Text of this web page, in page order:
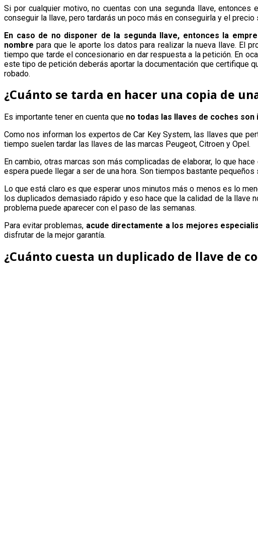
Si por cualquier motivo, no cuentas con una segunda llave,
conseguir la llave, pero tardarás un poco más en conseguirla y el precio
En caso de no disponer de la segunda llave, entonces la
nombre para que le aporte los datos para realizar la nueva llave. El
tiempo que tarde el concesionario en dar respuesta a la petición. En
este tipo de petición deberás aportar la documentación que certifique
robado.
¿Cuánto se tarda en hacer una copia de
Es importante tener en cuenta que no todas las llaves de coches son
Como nos informan los expertos de Car Key System, las llaves que
tiempo suelen tardar las llaves de las marcas Peugeot, Citroen y Opel.
En cambio, otras marcas son más complicadas de elaborar, lo que
espera puede llegar a ser de una hora. Son tiempos bastante
Lo que está claro es que esperar unos minutos más o menos es lo
los duplicados demasiado rápido y eso hace que la calidad de la llave
problema puede aparecer con el paso de las semanas.
Para evitar problemas, acude directamente a los mejores
disfrutar de la mejor garantía.
¿Cuánto cuesta un duplicado de llave de